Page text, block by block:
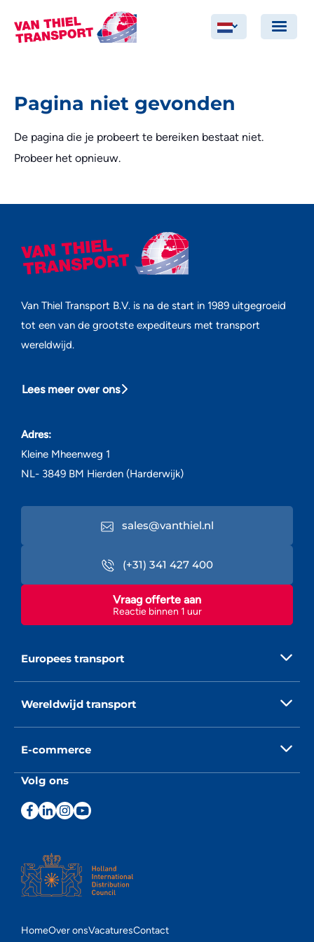
Pagina niet gevonden
De pagina die je probeert te bereiken bestaat niet.
Probeer het opnieuw.
Van Thiel Transport B.V. is na de start in 1989 uitgegroeid
tot een van de grootste expediteurs met transport
wereldwijd.
Lees meer over ons
Adres:
Kleine Mheenweg 1
NL- 3849 BM Hierden (Harderwijk)
sales@vanthiel.nl
(+31) 341 427 400
Reactie binnen 1 uur
Vraag offerte aan
Europees transport
Wereldwijd transport
E-commerce
Volg ons
HomeOver onsVacaturesContact